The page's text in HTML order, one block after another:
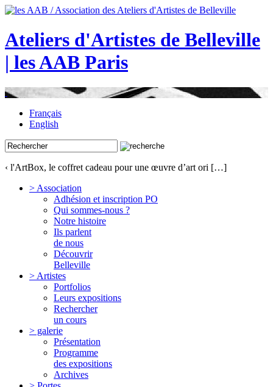
Ateliers d'Artistes de Belleville
| les AAB Paris
Français
English
‹ l'ArtBox, le coffret cadeau pour une œuvre d’art ori […]
> Association
Adhésion et inscription PO
Qui sommes-nous ?
Notre histoire
Ils parlent
de nous
Découvrir
Belleville
> Artistes
Portfolios
Leurs expositions
Rechercher
un cours
> galerie
Présentation
Programme
des expositions
Archives